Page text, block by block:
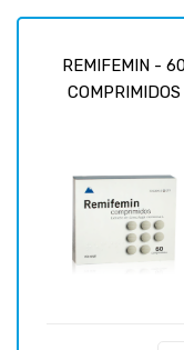
REMIFEMIN -
COMPRIMIDOS